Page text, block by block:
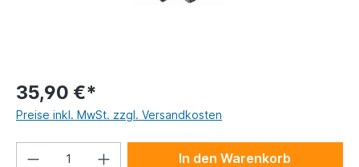
35,90 €*
Preise inkl. MwSt. zzgl. Versandkosten
In den Warenkorb